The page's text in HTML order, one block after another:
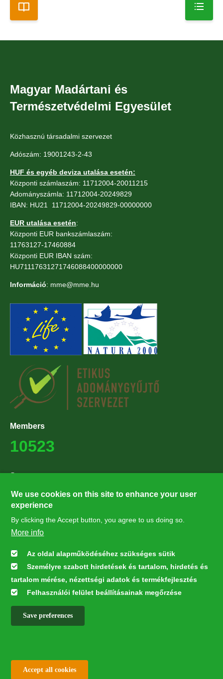
Magyar Madártani és
Természetvédelmi Egyesület
Közhasznú társadalmi szervezet
Adószám: 19001243-2-43
HUF és egyéb deviza utalása esetén:
Központi számlaszám: 11712004-20011215
Adományszámla: 11712004-20249829
IBAN: HU21 11712004-20249829-00000000
EUR utalása esetén:
Központi EUR bankszámlaszám:
11763127-17460884
Központi EUR IBAN szám:
HU71117631271746088400000000
Információ: mme@mme.hu
Members
10523
Supporters
27224
Hírlevél feliratkozás
Feliratkozás
We use cookies on this site to enhance your user
experience
By clicking the Accept button, you agree to us doing so.
More info
Az oldal alapműködéséhez szükséges sütik
Személyre szabott hirdetések és tartalom, hirdetés és
tartalom mérése, nézettségi adatok és termékfejlesztés
Felhasználói felület beállításainak megőrzése
Save preferences
Accept all cookies